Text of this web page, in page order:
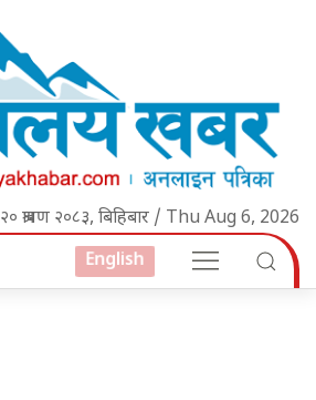
२० श्रावण २०८३, बिहिबार / Thu Aug 6, 2026
English